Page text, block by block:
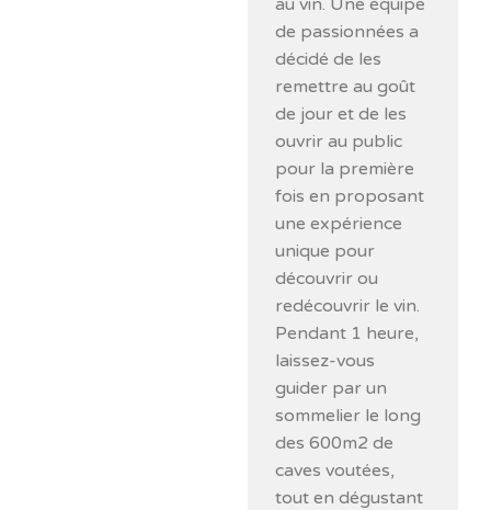
au vin. Une équipe
de passionnées a
décidé de les
remettre au goût
de jour et de les
ouvrir au public
pour la première
fois en proposant
une expérience
unique pour
découvrir ou
redécouvrir le vin.
Pendant 1 heure,
laissez-vous
guider par un
sommelier le long
des 600m2 de
caves voutées,
tout en dégustant